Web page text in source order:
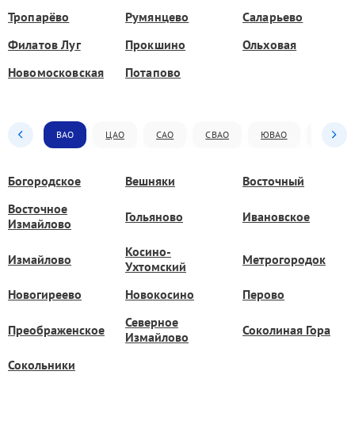
Тропарёво Румянцево
Саларьево
Филатов Луг
Прокшино
Ольховая
Новомосковская
Потапово
ВАО ЦАО САО СВАО ЮВАО ЮАО
Богородское Вешняки
Восточный
Восточное
Измайлово
Гольяново Ивановское
Измайлово
Косино-
Ухтомский
Метрогородок
Новогиреево Новокосино Перово
Преображенское
Северное
Измайлово
Соколиная Гора
Сокольники